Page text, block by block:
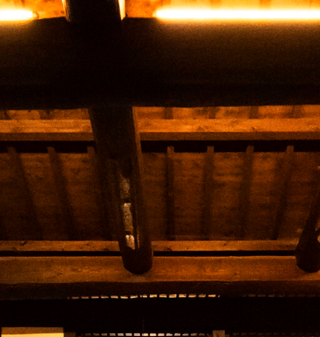
日帰り温泉
お料理
アクセス
ご利用案内・料金
ご予約